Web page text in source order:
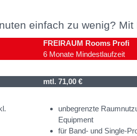
einfach zu wenig? Mit
FREIRAUM Rooms Profi
6 Monate Mindestlaufzeit
mtl. 71,00 €
unbegrenzte
Equipment
für Band- und Single-